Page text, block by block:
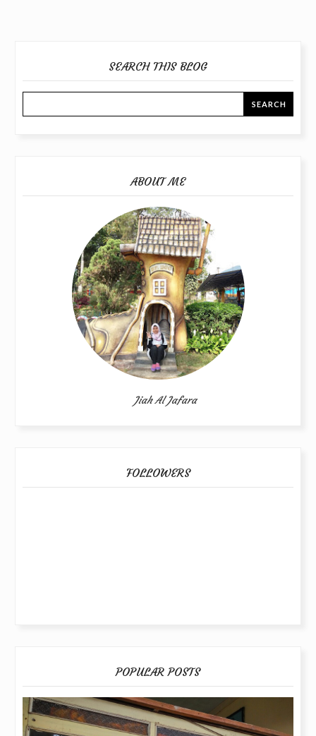
SEARCH THIS BLOG
ABOUT ME
Jiah Al Jafara
FOLLOWERS
POPULAR POSTS